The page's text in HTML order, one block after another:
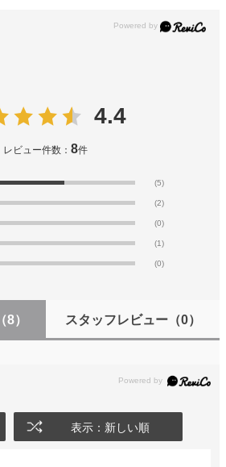
4.4
レビュー件数：8件
(5)
(2)
(0)
(1)
(0)
（8） スタッフレビュー（0）
表示：新しい順